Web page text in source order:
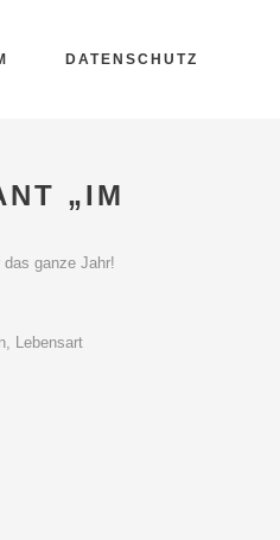
DATENSCHUTZ
„IM
ganze Jahr!
Lebensart